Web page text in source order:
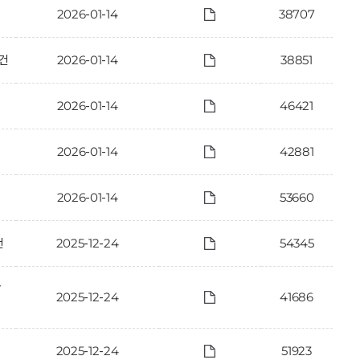
2026-01-14 38707
2026-01-14 38851
2026-01-14 46421
2026-01-14 42881
2026-01-14 53660
2025-12-24 54345
2025-12-24 41686
2025-12-24 51923